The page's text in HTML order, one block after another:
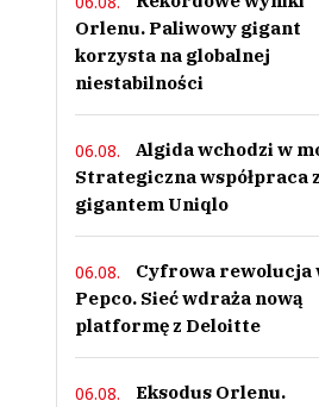
Orlenu. Paliwowy gigant
korzysta na globalnej
niestabilności
06.08.
Algida wchodzi w
Strategiczna współpraca z
gigantem Uniqlo
06.08.
Cyfrowa rewolucja
Pepco. Sieć wdraża nową
platformę z Deloitte
06.08.
Eksodus Orlenu.